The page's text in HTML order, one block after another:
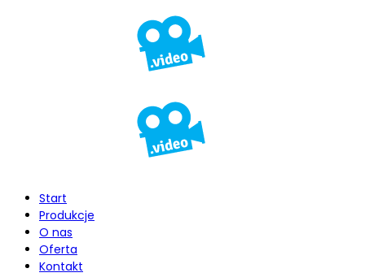
Start
Produkcje
O nas
Oferta
Kontakt